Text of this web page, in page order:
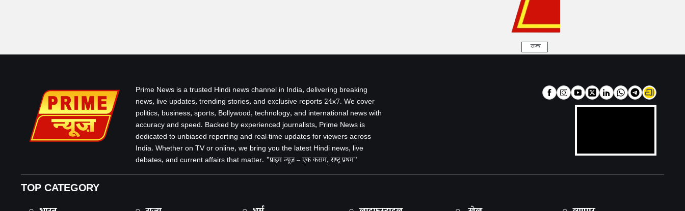
राज्य
Prime News is a trusted Hindi news channel in India, delivering breaking
news, live updates, trending stories, and exclusive reports 24x7. We cover
politics, business, sports, Bollywood, technology, and international news with
accuracy and speed. Backed by experienced journalists, Prime News is
dedicated to unbiased reporting and real-time updates for viewers across
India. Whether on TV or online, we bring you the latest Hindi news, live
debates, and current affairs that matter. "प्राइम न्यूज़ – एक कसम, राष्ट्र प्रथम"
TOP CATEGORY